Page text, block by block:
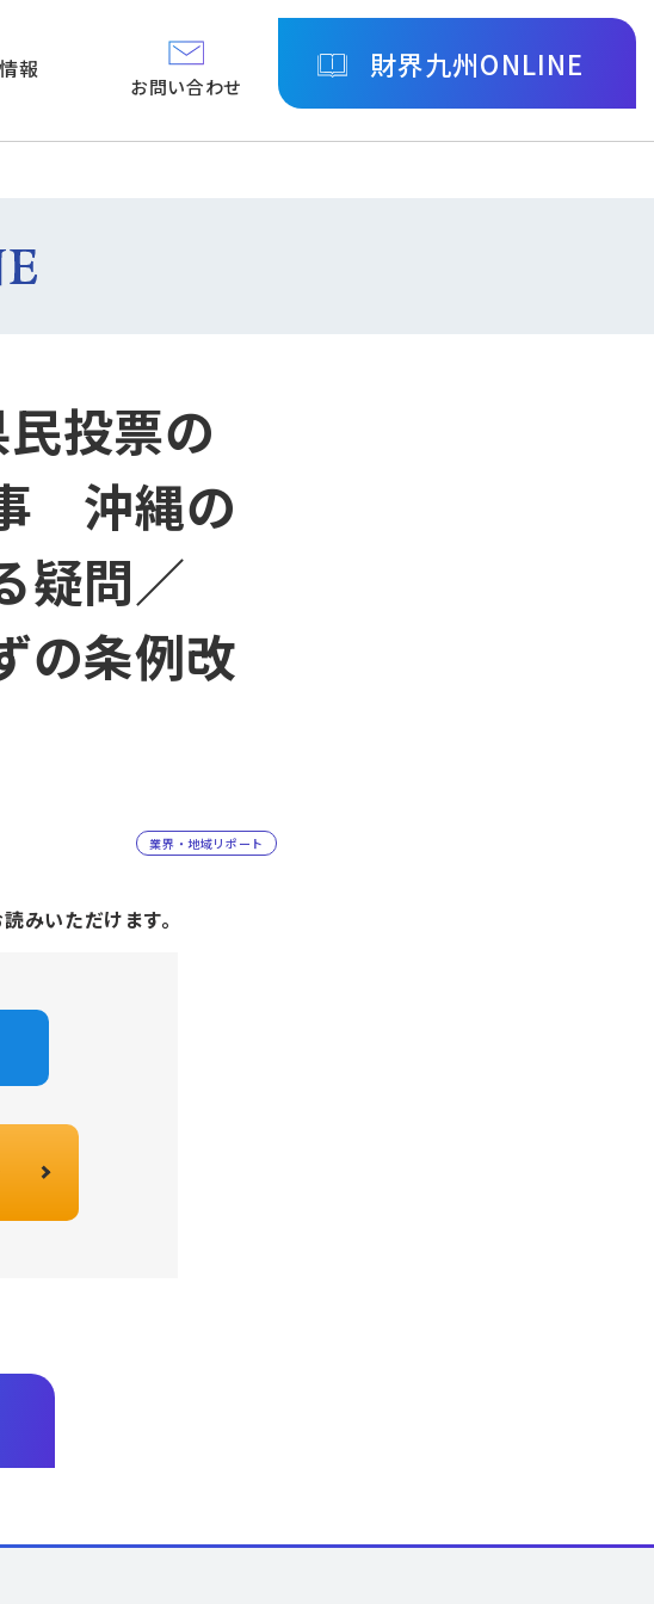
報
お問い合わせ
財界九州ONLINE
民投票の
沖縄の
疑問／
の条例改
業界・地域リポート
みいただけます。